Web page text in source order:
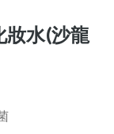
妝水(沙龍